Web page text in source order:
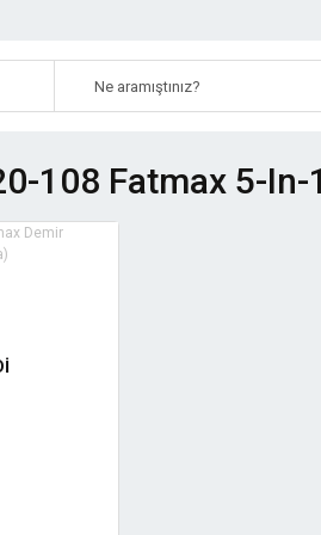
108 Fatmax 5-In-